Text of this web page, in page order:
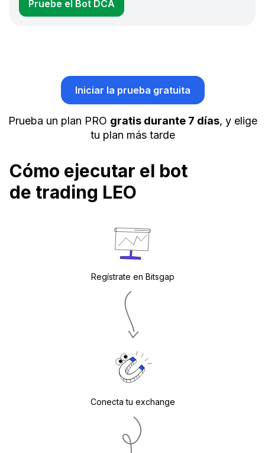
Pruebe el Bot DCA
Iniciar la prueba gratuita
Prueba un plan PRO gratis durante 7 días, y elige
tu plan más tarde
Cómo ejecutar el bot
de trading LEO
Regístrate en Bitsgap
Conecta tu exchange